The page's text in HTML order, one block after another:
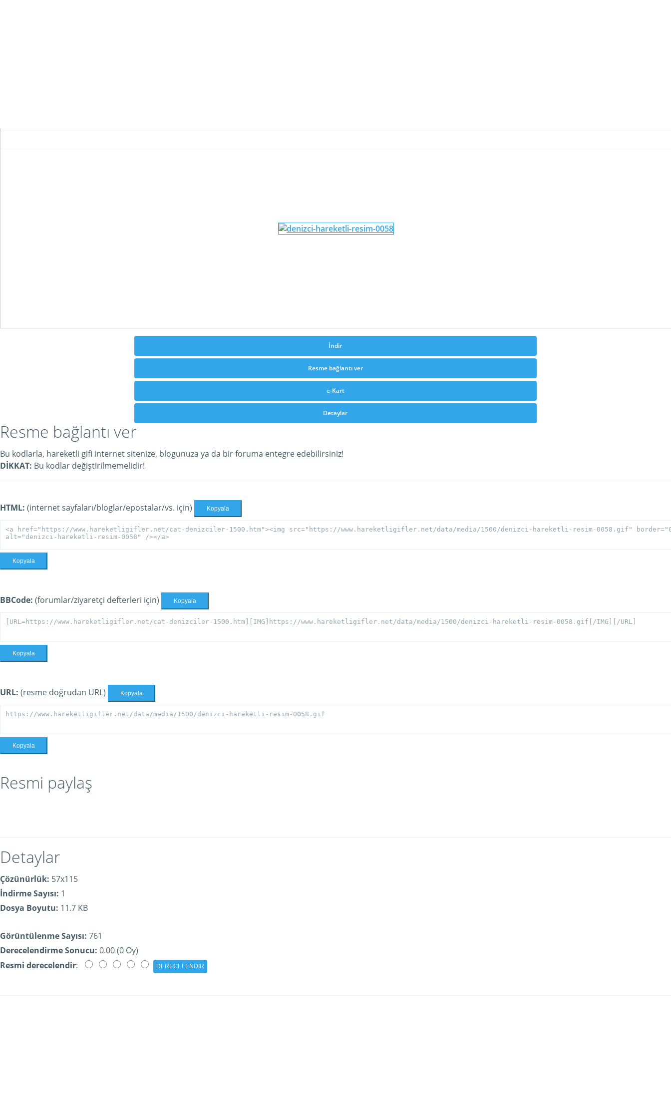
İndir
Resme bağlantı ver
e-Kart
Detaylar
Resme bağlantı ver
Bu kodlarla, hareketli gifi internet sitenize, blogunuza ya da bir foruma entegre edebilirsiniz!
DİKKAT: Bu kodlar değiştirilmemelidir!
HTML: (internet sayfaları/bloglar/epostalar/vs. için) Kopyala
Kopyala
BBCode: (forumlar/ziyaretçi defterleri için) Kopyala
Kopyala
URL: (resme doğrudan URL) Kopyala
Kopyala
Resmi paylaş
Detaylar
Çözünürlük: 57x115
İndirme Sayısı: 1
Dosya Boyutu: 11.7 KB
Görüntülenme Sayısı: 761
Derecelendirme Sonucu: 0.00 (0 Oy)
Resmi derecelendir: